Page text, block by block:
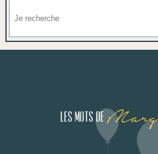
Les mots de